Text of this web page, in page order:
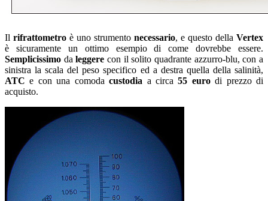
Il rifrattometro è uno strumento necessario, e questo della Vertex
è sicuramente un ottimo esempio di come dovrebbe essere.
Semplicissimo daleggere con il solito quadrante azzurro-blu, con a
sinistra la scala del peso specifico ed a destra quella della salinità,
ATC e con una comodacustodia a circa 55 eurodi prezzo di
acquisto.